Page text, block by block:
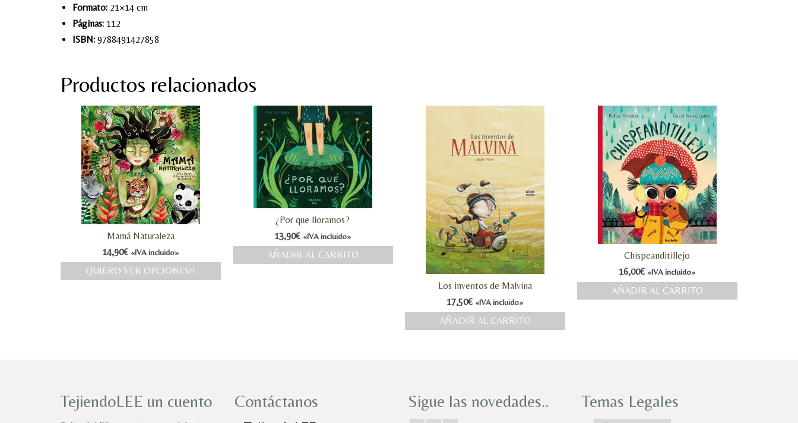
Formato: 21×14 cm
Páginas: 112
ISBN: 9788491427858
Productos relacionados
Mamá Naturaleza
14,90€ «IVA incluido»
QUIERO VER OPCIONES!!
¿Por que lloramos?
13,90€ «IVA incluido»
AÑADIR AL CARRITO
Los inventos de Malvina
17,50€ «IVA incluido»
AÑADIR AL CARRITO
Chispeanditillejo
16,00€ «IVA incluido»
AÑADIR AL CARRITO
TejiendoLEE un cuento Contáctanos Sigue las novedades.. Temas Legales